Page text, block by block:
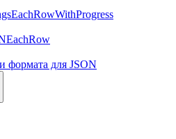
формата для JSON